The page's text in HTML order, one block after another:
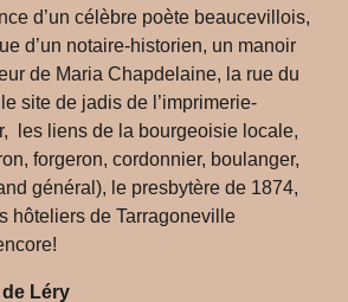
d’un célèbre poète beaucevillois,
d’un notaire-historien, un manoir
de Maria Chapdelaine, la rue du
site de jadis de l’imprimerie-
les liens de la bourgeoisie locale,
forgeron, cordonnier, boulanger,
général), le presbytère de 1874,
hôteliers de Tarragoneville
Léry